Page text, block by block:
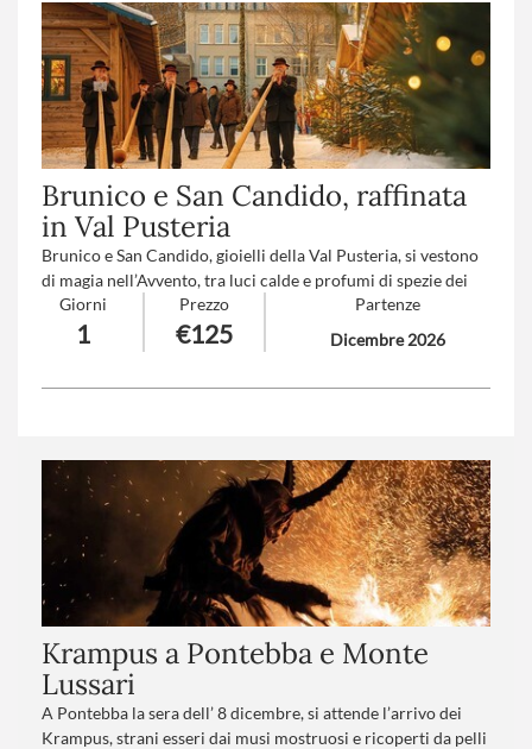
Brunico e San Candido, raffinata
in Val Pusteria
Brunico e San Candido, gioielli della Val Pusteria, si vestono
di magia nell’Avvento, tra luci calde e profumi di spezie dei
mercatini di Natale. Per chi ama gli ambienti da favola,
l’atmosfera romantica e il buongusto dell’Alto Adige.
Trattamento: Pranzo in ristorante
Giorni
1
Prezzo
€125
Partenze
Dicembre 2026
Krampus a Pontebba e Monte
Lussari
A Pontebba la sera dell’ 8 dicembre, si attende l’arrivo dei
Krampus, strani esseri dai musi mostruosi e ricoperti da pelli